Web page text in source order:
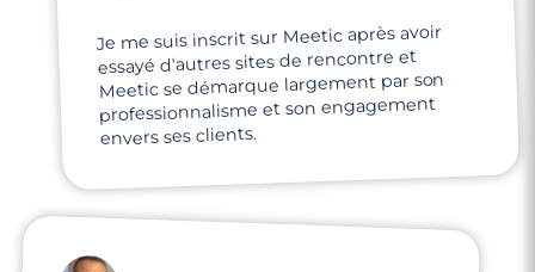
Je me suis inscrit sur Meetic après avoir
essayé d'autres sites de rencontre et
Meetic se démarque largement par son
professionnalisme et son engagement
envers ses clients.